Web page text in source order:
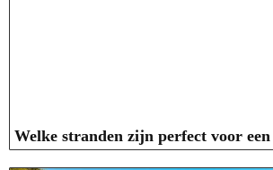
Welke stranden zijn perfect voor een